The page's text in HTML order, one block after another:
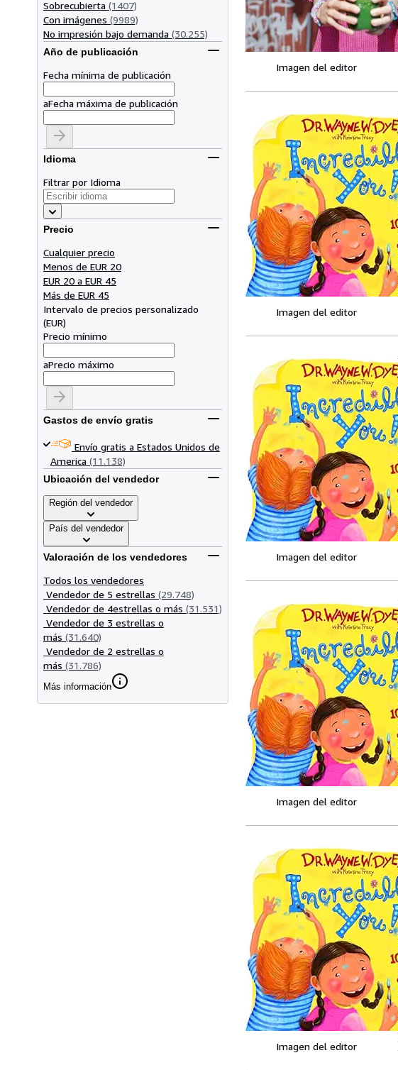
Sobrecubierta (1407)
Con imágenes (9989)
No impresión bajo demanda (30.255)
Año de publicación
Fecha mínima de publicación
aFecha máxima de publicación
Idioma
Filtrar por Idioma
Precio
Cualquier precio
Menos de EUR 20
EUR 20 a EUR 45
Más de EUR 45
Intervalo de precios personalizado
(EUR)
Precio mínimo
aPrecio máximo
Gastos de envío gratis
Envío gratis a Estados Unidos de
America (11.138)
Ubicación del vendedor
Región del vendedor
País del vendedor
Valoración de los vendedores
Todos los vendedores
Vendedor de 5 estrellas (29.748)
Vendedor de 4estrellas o más (31.531)
Vendedor de 3 estrellas o
más (31.640)
Vendedor de 2 estrellas o
más (31.786)
Más información
Imagen del editor
Imagen del editor
Imagen del editor
Imagen del editor
Imagen del editor